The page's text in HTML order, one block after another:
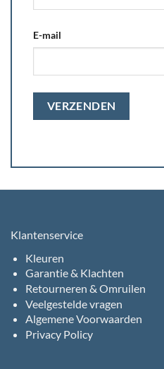
E-mail
Klantenservice
Kleuren
Garantie & Klachten
Retourneren & Omruilen
Veelgestelde vragen
Algemene Voorwaarden
Privacy Policy